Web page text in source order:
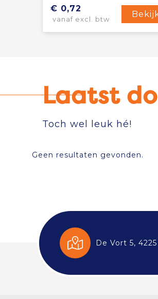
€ 0,72
vanaf excl. btw
Laatst
Toch wel leuk hé!
Geen resultaten gevonden.
De Vort 5,